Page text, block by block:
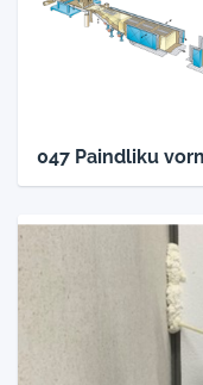
047 Paindliku